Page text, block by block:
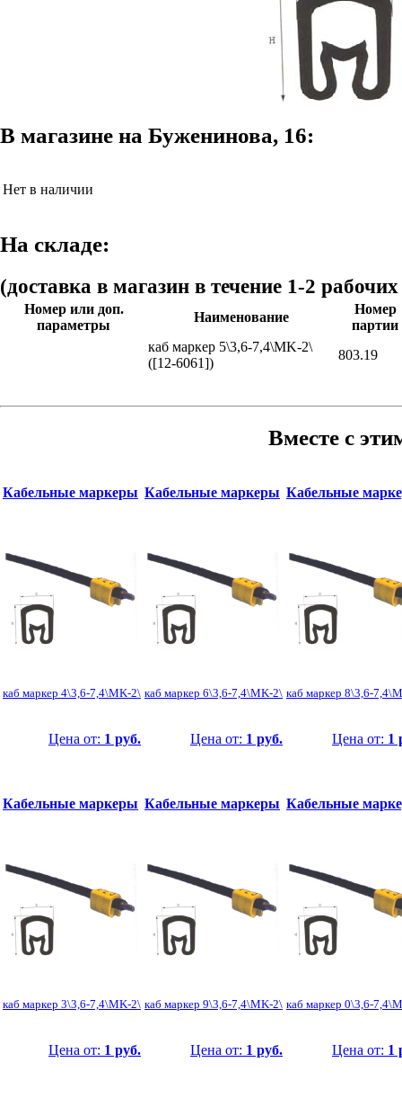
В магазине на Буженинова, 16:
Нет в наличии
На складе:
(доставка в магазин в течение 1-2
Номер или доп.
параметры
Наименование
Номер
партии
каб маркер 5\3,6-7,4\MK-2\
([12-6061])
803.19
Вместе с
Кабельные маркеры
каб маркер 4\3,6-7,4\MK-2\
Цена от: 1 руб.
Кабельные маркеры
каб маркер 6\3,6-7,4\MK-2\
Цена от: 1 руб.
Кабельные
каб маркер 8\3,6-
Цена от: 1
Кабельные маркеры
каб маркер 3\3,6-7,4\MK-2\
Цена от: 1 руб.
Кабельные маркеры
каб маркер 9\3,6-7,4\MK-2\
Цена от: 1 руб.
Кабельные
каб маркер 0\3,6-
Цена от: 1